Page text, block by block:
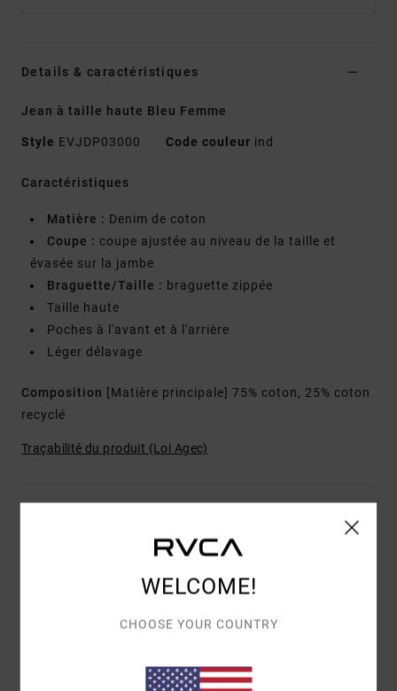
Details & caractéristiques
Jean à taille haute Bleu Femme
Style EVJDP03000 Code couleur ind
Caractéristiques
Matière : Denim de coton
Coupe : coupe ajustée au niveau de la taille et
évasée sur la jambe
Braguette/Taille : braguette zippée
Taille haute
Poches à l'avant et à l'arrière
Léger délavage
Composition [Matière principale] 75% coton, 25% coton
recyclé
Traçabilité du produit (Loi Agec)
WELCOME!
CHOOSE YOUR COUNTRY